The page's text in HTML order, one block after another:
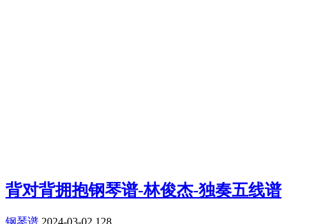
背对背拥抱钢琴谱-林俊杰-独奏五线谱